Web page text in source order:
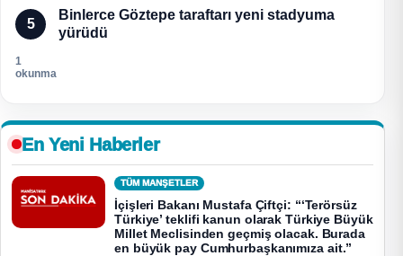
5
Binlerce Göztepe taraftarı yeni stadyuma
yürüdü
1
okunma
En Yeni Haberler
TÜM MANŞETLER
İçişleri Bakanı Mustafa Çiftçi: “‘Terörsüz
Türkiye’ teklifi kanun olarak Türkiye Büyük
Millet Meclisinden geçmiş olacak. Burada
en büyük pay Cumhurbaşkanımıza ait.”